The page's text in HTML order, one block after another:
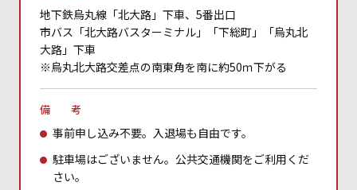
地下鉄烏丸線「北大路」下車、5番出口
市バス「北大路バスターミナル」「下総町」「烏丸北
大路」下車
※烏丸北大路交差点の南東角を南に約50ｍ下がる
備 考
事前申し込み不要。入退場も自由です。
駐車場はございません。公共交通機関をご利用くだ
さい。